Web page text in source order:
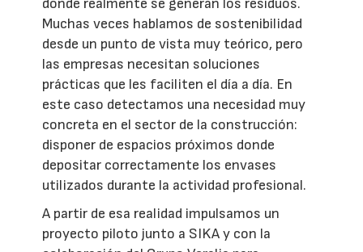
donde realmente se generan los residuos.
Muchas veces hablamos de sostenibilidad
desde un punto de vista muy teórico, pero
las empresas necesitan soluciones
prácticas que les faciliten el día a día. En
este caso detectamos una necesidad muy
concreta en el sector de la construcción:
disponer de espacios próximos donde
depositar correctamente los envases
utilizados durante la actividad profesional.
A partir de esa realidad impulsamos un
proyecto piloto junto a SIKA y con la